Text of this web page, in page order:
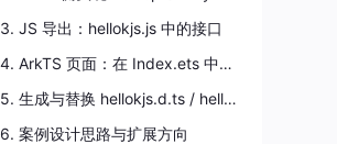
3. JS 导出：hellokjs.js 中的接口
4. ArkTS 页面：在 Index.ets 中调用 Kotlin 函数
5. 生成与替换 hellokjs.d.ts / hellokjs.js 的流程说明
6. 案例设计思路与扩展方向